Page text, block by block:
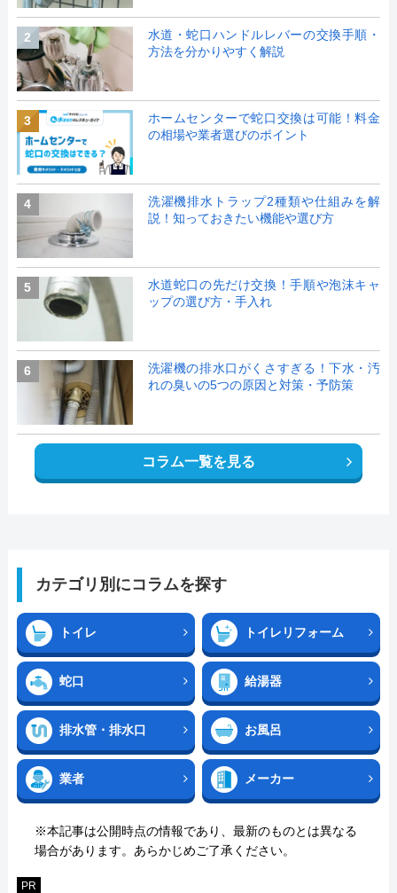
2
水道・蛇口ハンドルレバーの交換手順・
方法を分かりやすく解説
3
ホームセンターで蛇口交換は可能！料金
の相場や業者選びのポイント
4
洗濯機排水トラップ2種類や仕組みを解
説！知っておきたい機能や選び方
5
水道蛇口の先だけ交換！手順や泡沫キャ
ップの選び方・手入れ
6
洗濯機の排水口がくさすぎる！下水・汚
れの臭いの5つの原因と対策・予防策
コラム一覧を見る
カテゴリ別にコラムを探す
トイレ トイレリフォーム
蛇口 給湯器
排水管・排水口 お風呂
業者 メーカー
※本記事は公開時点の情報であり、最新のものとは異なる
場合があります。あらかじめご了承ください。
PR